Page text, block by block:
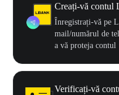
Creați-vă contul
Înregistrați-vă pe
mail/numărul de
a vă proteja contul
Verificați-vă